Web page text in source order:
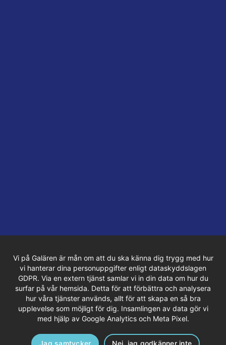
Vi på Galären är mån om att du ska känna dig trygg med hur
vi hanterar dina personuppgifter enligt dataskyddslagen
GDPR. Via en extern tjänst samlar vi in din data om hur du
surfar på vår hemsida. Detta för att förbättra och analysera
hur våra tjänster används, allt för att skapa en så bra
upplevelse som möjligt för dig. Insamlingen av data gör vi
med hjälp av Google Analytics och Meta Pixel.
Jag samtycker Nej. jag godkänner inte